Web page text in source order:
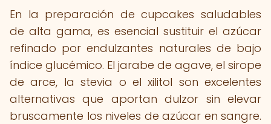
En la preparación de cupcakes saludables
de alta gama, es esencial sustituir el azúcar
refinado por endulzantes naturales de bajo
índice glucémico. El jarabe de agave, el sirope
de arce, la stevia o el xilitol son excelentes
alternativas que aportan dulzor sin elevar
bruscamente los niveles de azúcar en sangre.